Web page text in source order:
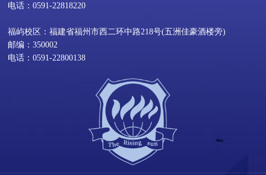
电话：0591-22818220
福屿校区：福建省福州市西二环中路218号(五洲佳豪酒楼旁)
邮编：350002
电话：0591-22800138